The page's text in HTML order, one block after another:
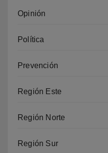
Opinión
Política
Prevención
Región Este
Región Norte
Región Sur